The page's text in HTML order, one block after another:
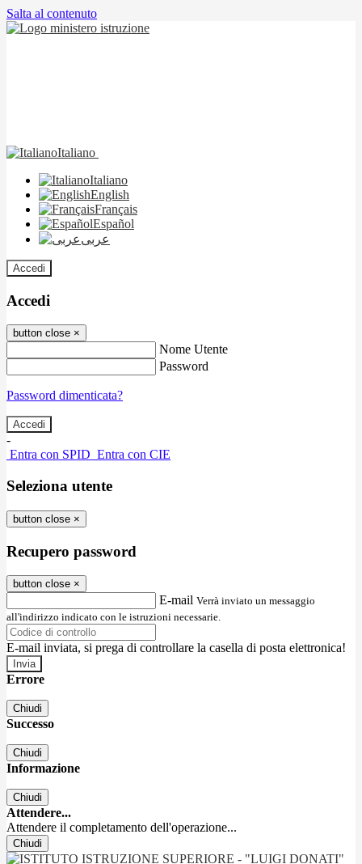
Salta al contenuto
Italiano
Italiano
English
Français
Español
عربى
Accedi
Accedi
button close ×
Nome Utente
Password
Password dimenticata?
-
Entra con SPID Entra con CIE
Seleziona utente
button close ×
Recupero password
button close ×
E-mail Verrà inviato un messaggio
all'indirizzo indicato con le istruzioni necessarie.
E-mail inviata, si prega di controllare la casella di posta elettronica!
Errore
Chiudi
Successo
Chiudi
Informazione
Chiudi
Attendere...
Attendere il completamento dell'operazione...
Chiudi